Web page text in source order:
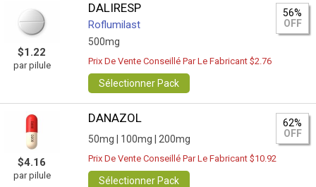
$1.22
par pilule
DALIRESP
Roflumilast
500mg
56%
OFF
Prix De Vente Conseillé Par Le Fabricant $2.76
Sélectionner Pack
$4.16
par pilule
DANAZOL
50mg | 100mg | 200mg
62%
OFF
Prix De Vente Conseillé Par Le Fabricant $10.92
Sélectionner Pack